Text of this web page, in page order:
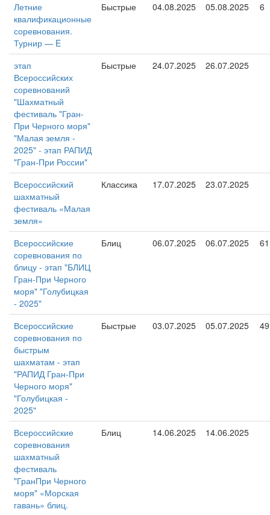
Летние
квалификационные
соревнования.
Турнир — E
Быстрые 04.08.2025 05.08.2025 6
этап
Всероссийских
соревнований
"Шахматный
фестиваль "Гран-
При Черного моря"
"Малая земля -
2025" - этап РАПИД
"Гран-При России"
Быстрые 24.07.2025 26.07.2025
Всероссийский
шахматный
фестиваль «Малая
земля»
Классика 17.07.2025 23.07.2025
Всероссийские
соревнования по
блицу - этап "БЛИЦ
Гран-При Черного
моря" "Голубицкая
- 2025"
Блиц 06.07.2025 06.07.2025 61
Всероссийские
соревнования по
быстрым
шахматам - этап
"РАПИД Гран-При
Черного моря"
"Голубицкая -
2025"
Быстрые 03.07.2025 05.07.2025 49
Всероссийские
соревнования
шахматный
фестиваль
"ГранПри Черного
моря" «Морская
гавань» блиц.
Блиц 14.06.2025 14.06.2025